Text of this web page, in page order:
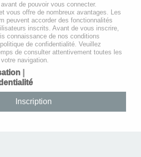
de pouvoir vous connecter.
vous offre de nombreux avantages. Les
peuvent accorder des fonctionnalités
inscrits. Avant de vous inscrire,
connaissance de nos conditions
de confidentialité. Veuillez
de consulter attentivement toutes les
navigation.
Inscription